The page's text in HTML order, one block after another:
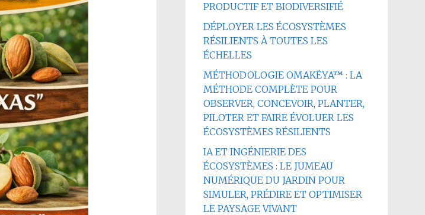
PRODUCTIF ET BIODIVERSIFIÉ
DÉPLOYER LES ÉCOSYSTÈMES
RÉSILIENTS À TOUTES LES
ÉCHELLES
MÉTHODOLOGIE OMAKËYA™ : LA
MÉTHODE COMPLÈTE POUR
OBSERVER, CONCEVOIR, PLANTER,
PILOTER ET FAIRE ÉVOLUER LES
ÉCOSYSTÈMES RÉSILIENTS
IA ET INGÉNIERIE DES
ÉCOSYSTÈMES : LE JUMEAU
NUMÉRIQUE DU JARDIN POUR
SIMULER, PRÉDIRE ET OPTIMISER
LE PAYSAGE VIVANT